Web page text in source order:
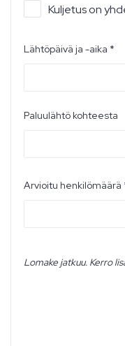
Kuljetus on
Lähtöpäivä ja -aika *
Paluulähtö kohteesta
Arvioitu henkilömäärä
Lomake jatkuu. Kerro